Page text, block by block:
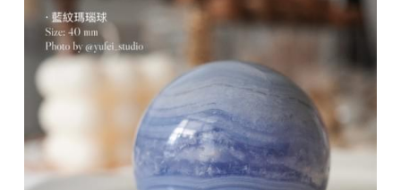
訂購須知與流程
付款資訊（匯款回覆單）
海外訂購（港澳）
材質說明與保養須知
登錄/註冊